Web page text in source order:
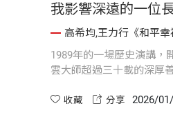
我影響深遠的一位
《和平幸福，百年
高希均,王力行《和平幸
1989年的一場歷史演講，
雲大師超過三十載的深厚
同，他卻從大師倡導的「
收藏 分享 2026/